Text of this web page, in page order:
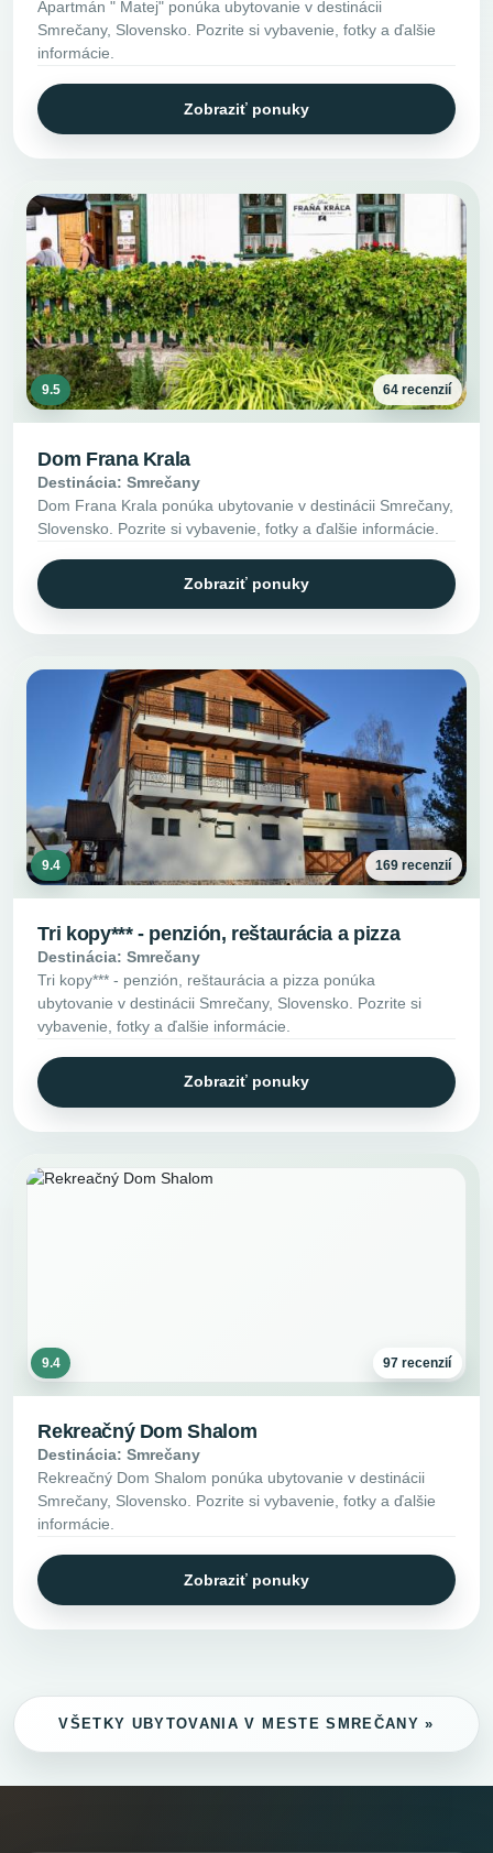
Apartmán " Matej" ponúka ubytovanie v destinácii
Smrečany, Slovensko. Pozrite si vybavenie, fotky a ďalšie
informácie.
Zobraziť ponuky
9.5 64 recenzií
Dom Frana Krala
Destinácia: Smrečany
Dom Frana Krala ponúka ubytovanie v destinácii Smrečany,
Slovensko. Pozrite si vybavenie, fotky a ďalšie informácie.
Zobraziť ponuky
9.4 169 recenzií
Tri kopy*** - penzión, reštaurácia a pizza
Destinácia: Smrečany
Tri kopy*** - penzión, reštaurácia a pizza ponúka
ubytovanie v destinácii Smrečany, Slovensko. Pozrite si
vybavenie, fotky a ďalšie informácie.
Zobraziť ponuky
9.4 97 recenzií
Rekreačný Dom Shalom
Destinácia: Smrečany
Rekreačný Dom Shalom ponúka ubytovanie v destinácii
Smrečany, Slovensko. Pozrite si vybavenie, fotky a ďalšie
informácie.
Zobraziť ponuky
VŠETKY UBYTOVANIA V MESTE SMREČANY »